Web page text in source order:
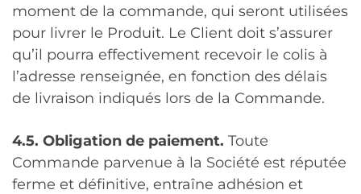
moment de la commande, qui seront utilisées
pour livrer le Produit. Le Client doit s’assurer
qu’il pourra effectivement recevoir le colis à
l’adresse renseignée, en fonction des délais
de livraison indiqués lors de la Commande.
4.5. Obligation de paiement. Toute
Commande parvenue à la Société est réputée
ferme et définitive, entraîne adhésion et